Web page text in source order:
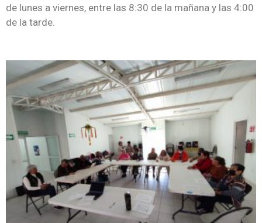
de lunes a viernes, entre las 8:30 de la mañana y las 4:00
de la tarde.